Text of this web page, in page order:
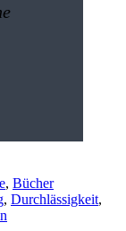
, Bücher
, Durchlässigkeit,